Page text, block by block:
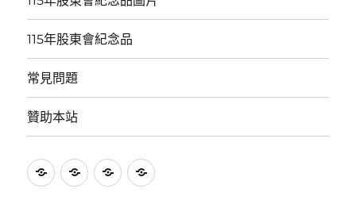
115年股東會紀念品
常見問題
贊助本站
115
115
常
贊